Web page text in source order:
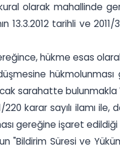
olarak mahallinde
tarihli ve 2011/
hükme esas
sarahatte bulunmakla
220 karar sayılı
gereğine işaret
"Bildirim Süresi ve